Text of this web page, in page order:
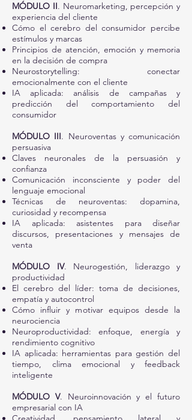
MÓDULO II. Neuromarketing, percepción y
experiencia del cliente
Cómo el cerebro del consumidor percibe
estímulos y marcas
Principios de atención, emoción y memoria
en la decisión de compra
Neurostorytelling: conectar
emocionalmente con el cliente
IA aplicada: análisis de campañas y
predicción del comportamiento del
consumidor
MÓDULO III. Neuroventas y comunicación
persuasiva
Claves neuronales de la persuasión y
confianza
Comunicación inconsciente y poder del
lenguaje emocional
Técnicas de neuroventas: dopamina,
curiosidad y recompensa
IA aplicada: asistentes para diseñar
discursos, presentaciones y mensajes de
venta
MÓDULO IV. Neurogestión, liderazgo y
productividad
El cerebro del líder: toma de decisiones,
empatía y autocontrol
Cómo influir y motivar equipos desde la
neurociencia
Neuroproductividad: enfoque, energía y
rendimiento cognitivo
IA aplicada: herramientas para gestión del
tiempo, clima emocional y feedback
inteligente
MÓDULO V. Neuroinnovación y el futuro
empresarial con IA